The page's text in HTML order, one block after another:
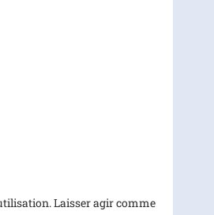
Laisser agir comme